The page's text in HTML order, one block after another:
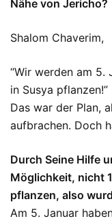
Nähe von Jericho?
Shalom Chaverim,
“Wir werden am 5.
in Susya pflanzen!”
Das war der Plan,
aufbrachen. Doch
Durch Seine Hilfe
Möglichkeit, nicht
pflanzen, also
Am 5. Januar